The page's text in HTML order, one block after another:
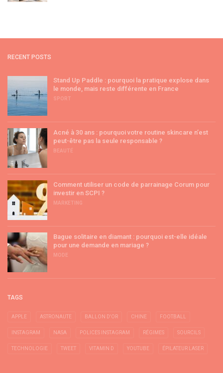
RECENT POSTS
Stand Up Paddle : pourquoi la pratique explose dans
le monde, mais reste différente en France
SPORT
Acné à 30 ans : pourquoi votre routine skincare n’est
peut-être pas la seule responsable ?
BEAUTÉ
Comment utiliser un code de parrainage Corum pour
investir en SCPI ?
MARKETING
Bague solitaire en diamant : pourquoi est-elle idéale
pour une demande en mariage ?
MODE
TAGS
APPLE ASTRONAUTE BALLON D'OR CHINE FOOTBALL
INSTAGRAM NASA POLICES INSTAGRAM RÉGIMES SOURCILS
TECHNOLOGIE TWEET VITAMIN D YOUTUBE ÉPILATEUR LASER